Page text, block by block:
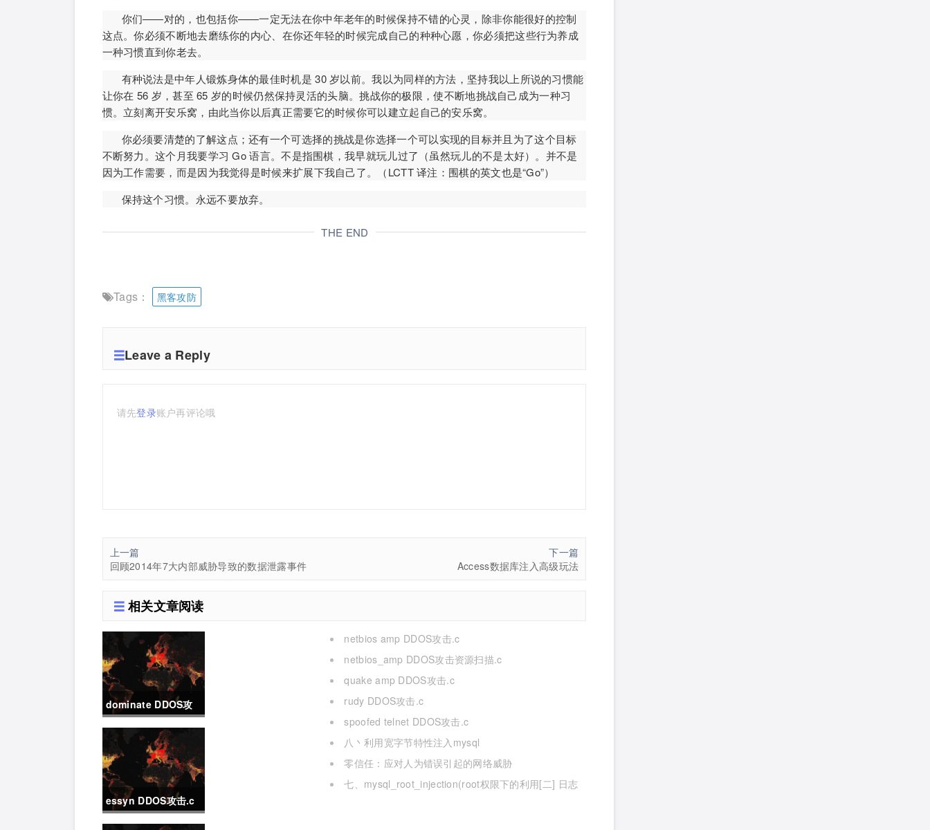
你们——对的，也包括你——一定无法在你中年老年的时候保持不错的心灵，除非你能很好的控制
这点。你必须不断地去磨练你的内心、在你还年轻的时候完成自己的种种心愿，你必须把这些行为养成
一种习惯直到你老去。
有种说法是中年人锻炼身体的最佳时机是 30 岁以前。我以为同样的方法，坚持我以上所说的习惯能
让你在 56 岁，甚至 65 岁的时候仍然保持灵活的头脑。挑战你的极限，使不断地挑战自己成为一种习
惯。立刻离开安乐窝，由此当你以后真正需要它的时候你可以建立起自己的安乐窝。
你必须要清楚的了解这点；还有一个可选择的挑战是你选择一个可以实现的目标并且为了这个目标
不断努力。这个月我要学习 Go 语言。不是指围棋，我早就玩儿过了（虽然玩儿的不是太好）。并不是
因为工作需要，而是因为我觉得是时候来扩展下我自己了。（LCTT 译注：围棋的英文也是“Go”）
保持这个习惯。永远不要放弃。
THE END
Tags： 黑客攻防
Leave a Reply
请先登录账户再评论哦
上一篇
回顾2014年7大内部威胁导致的数据泄露事件
下一篇
Access数据库注入高级玩法
相关文章阅读
dominate DDOS攻
击.c
essyn DDOS攻击.c
netbios amp DDOS攻击.c
netbios_amp DDOS攻击资源扫描.c
quake amp DDOS攻击.c
rudy DDOS攻击.c
spoofed telnet DDOS攻击.c
八丶利用宽字节特性注入mysql
零信任：应对人为错误引起的网络威胁
七、mysql_root_injection(root权限下的利用[二] 日志